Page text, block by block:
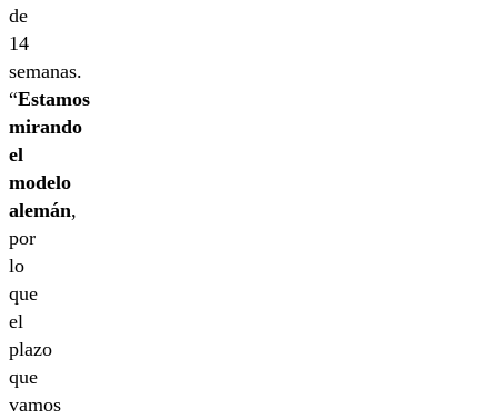
de
14
semanas.
“Estamos
mirando
el
modelo
alemán,
por
lo
que
el
plazo
que
vamos